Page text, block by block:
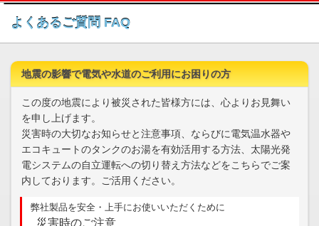
このページの本文へ
よくあるご質問 FAQ
地震の影響で電気や水道のご利用にお困りの方
この度の地震により被災された皆様方には、心よりお見舞い
を申し上げます。
災害時の大切なお知らせと注意事項、ならびに電気温水器や
エコキュートのタンクのお湯を有効活用する方法、太陽光発
電システムの自立運転への切り替え方法などをこちらでご案
内しております。ご活用ください。
弊社製品を安全・上手にお使いいただくために
災害時のご注意